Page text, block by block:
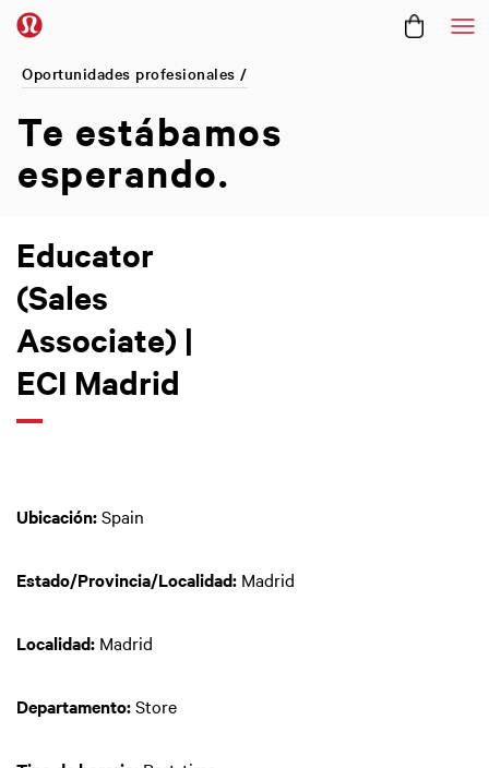
Oportunidades profesionales /
Te estábamos
esperando.
Educator
(Sales
Associate) |
ECI Madrid
Ubicación:Spain
Estado/Provincia/Localidad: Madrid
Localidad: Madrid
Departamento:Store